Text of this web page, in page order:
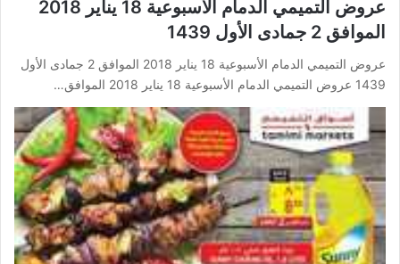
عروض التميمي الدمام الأسبوعية 18 يناير 2018
الموافق 2 جمادى الأول 1439
عروض التميمي الدمام الأسبوعية 18 يناير 2018 الموافق 2 جمادى الأول
1439 عروض التميمي الدمام الأسبوعية 18 يناير 2018 الموافق…